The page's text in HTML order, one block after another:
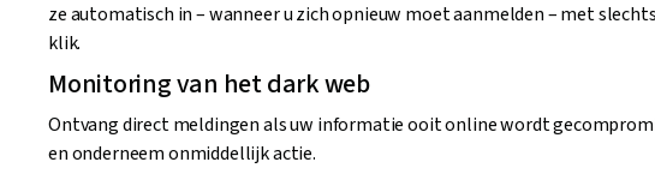
ze automatisch in – wanneer u zich opnieuw moet aanmelden – met
klik.
Monitoring van het dark web
Ontvang direct meldingen als uw informatie ooit online wordt
en onderneem onmiddellijk actie.